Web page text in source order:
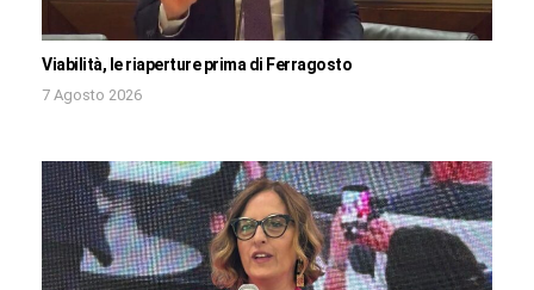
Viabilità, le riaperture prima di Ferragosto
7 Agosto 2026